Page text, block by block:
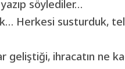
söylediler…
Herkesi susturduk,
geliştiği, ihracatın ne